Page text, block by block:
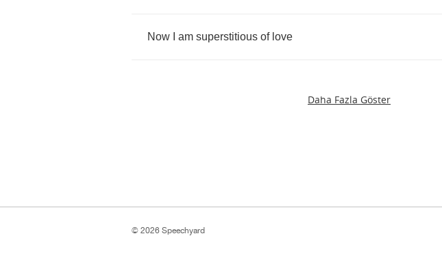
Now am superstitious of love
Daha Fazla Göster
© 2026 Speechyard